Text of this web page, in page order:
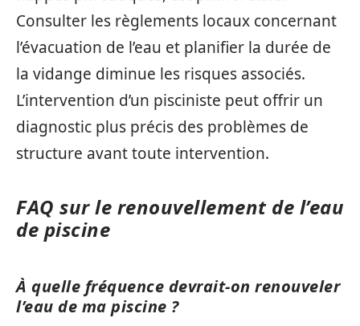
Consulter les règlements locaux concernant
l’évacuation de l’eau et planifier la durée de
la vidange diminue les risques associés.
L’intervention d’un pisciniste peut offrir un
diagnostic plus précis des problèmes de
structure avant toute intervention.
FAQ sur le renouvellement de l’eau
de piscine
À quelle fréquence devrait-on renouveler
l’eau de ma piscine ?